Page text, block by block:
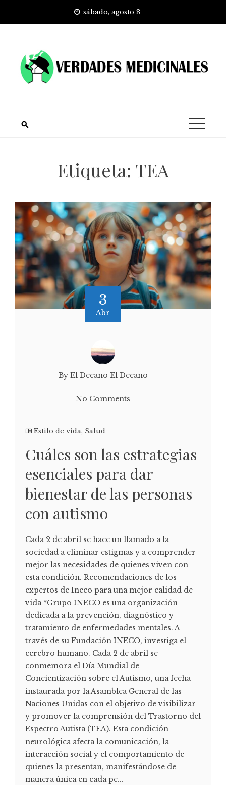
sábado, agosto 8
Etiqueta: TEA
3
Abr
By El Decano El Decano
No Comments
Estilo de vida, Salud
Cuáles son las estrategias
esenciales para dar
bienestar de las personas
con autismo
Cada 2 de abril se hace un llamado a la
sociedad a eliminar estigmas y a comprender
mejor las necesidades de quienes viven con
esta condición. Recomendaciones de los
expertos de Ineco para una mejor calidad de
vida *Grupo INECO es una organización
dedicada a la prevención, diagnóstico y
tratamiento de enfermedades mentales. A
través de su Fundación INECO, investiga el
cerebro humano. Cada 2 de abril se
conmemora el Día Mundial de
Concientización sobre el Autismo, una fecha
instaurada por la Asamblea General de las
Naciones Unidas con el objetivo de visibilizar
y promover la comprensión del Trastorno del
Espectro Autista (TEA). Esta condición
neurológica afecta la comunicación, la
interacción social y el comportamiento de
quienes la presentan, manifestándose de
manera única en cada pe...